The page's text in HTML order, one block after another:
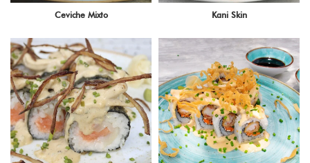
Ceviche Mixto Kani Skin